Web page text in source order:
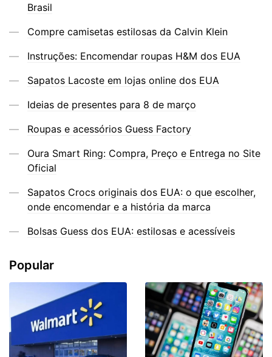
Brasil
Compre camisetas estilosas da Calvin Klein
Instruções: Encomendar roupas H&M dos EUA
Sapatos Lacoste em lojas online dos EUA
Ideias de presentes para 8 de março
Roupas e acessórios Guess Factory
Oura Smart Ring: Compra, Preço e Entrega no Site
Oficial
Sapatos Crocs originais dos EUA: o que escolher,
onde encomendar e a história da marca
Bolsas Guess dos EUA: estilosas e acessíveis
Popular